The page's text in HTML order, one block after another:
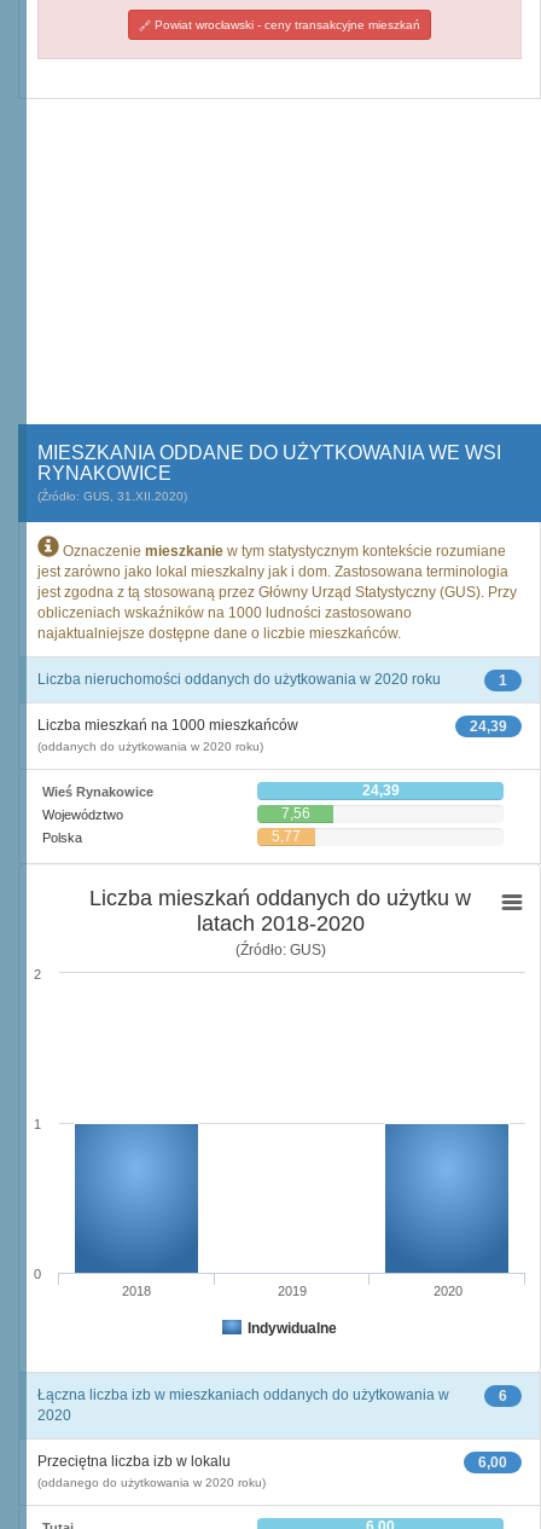
Powiat wrocławski - ceny transakcyjne mieszkań
MIESZKANIA ODDANE DO UŻYTKOWANIA WE WSI
RYNAKOWICE
(Źródło: GUS, 31.XII.2020)
Oznaczenie mieszkanie w tym statystycznym kontekście rozumiane
jest zarówno jako lokal mieszkalny jak i dom. Zastosowana terminologia
jest zgodna z tą stosowaną przez Główny Urząd Statystyczny (GUS). Przy
obliczeniach wskaźników na 1000 ludności zastosowano
najaktualniejsze dostępne dane o liczbie mieszkańców.
1
Liczba nieruchomości oddanych do użytkowania w 2020 roku
24,39
Liczba mieszkań na 1000 mieszkańców
(oddanych do użytkowania w 2020 roku)
Wieś Rynakowice 24,39
Województwo 7,56
Polska 5,77
Liczba mieszkań oddanych do użytku w
latach 2018-2020
(Źródło: GUS)
Indywidualne
2018 2019 2020
0
1
2
6
Łączna liczba izb w mieszkaniach oddanych do użytkowania w
2020
6,00
Przeciętna liczba izb w lokalu
(oddanego do użytkowania w 2020 roku)